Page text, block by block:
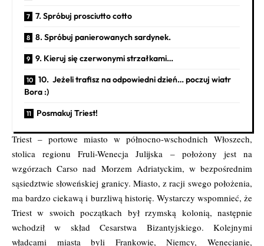
7. Spróbuj prosciutto cotto
8. Spróbuj panierowanych sardynek.
9. Kieruj się czerwonymi strzałkami…
10. Jeżeli trafisz na odpowiedni dzień… poczuj wiatr
Bora :)
Posmakuj Triest!
Triest – portowe miasto w północno-wschodnich Włoszech,
stolica regionu Fruli-Wenecja Julijska – położony jest na
wzgórzach Carso nad Morzem Adriatyckim, w bezpośrednim
sąsiedztwie słoweńskiej granicy. Miasto, z racji swego położenia,
ma bardzo ciekawą i burzliwą historię. Wystarczy wspomnieć, że
Triest w swoich początkach był rzymską kolonią, następnie
wchodził w skład Cesarstwa Bizantyjskiego. Kolejnymi
władcami miasta byli Frankowie, Niemcy, Wenecjanie,